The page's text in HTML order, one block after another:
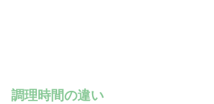
調理時間の違い